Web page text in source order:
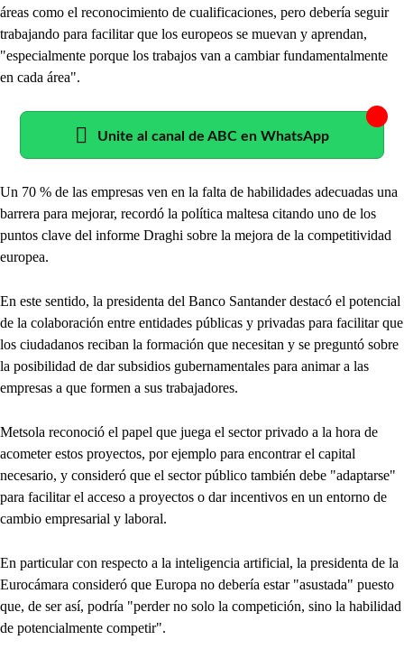
áreas como el reconocimiento de cualificaciones, pero debería seguir
trabajando para facilitar que los europeos se muevan y aprendan,
"especialmente porque los trabajos van a cambiar fundamentalmente
en cada área".
Unite al canal de ABC en WhatsApp
Un 70 % de las empresas ven en la falta de habilidades adecuadas una
barrera para mejorar, recordó la política maltesa citando uno de los
puntos clave del informe Draghi sobre la mejora de la competitividad
europea.
En este sentido, la presidenta del Banco Santander destacó el potencial
de la colaboración entre entidades públicas y privadas para facilitar que
los ciudadanos reciban la formación que necesitan y se preguntó sobre
la posibilidad de dar subsidios gubernamentales para animar a las
empresas a que formen a sus trabajadores.
Metsola reconoció el papel que juega el sector privado a la hora de
acometer estos proyectos, por ejemplo para encontrar el capital
necesario, y consideró que el sector público también debe "adaptarse"
para facilitar el acceso a proyectos o dar incentivos en un entorno de
cambio empresarial y laboral.
En particular con respecto a la inteligencia artificial, la presidenta de la
Eurocámara consideró que Europa no debería estar "asustada" puesto
que, de ser así, podría "perder no solo la competición, sino la habilidad
de potencialmente competir".